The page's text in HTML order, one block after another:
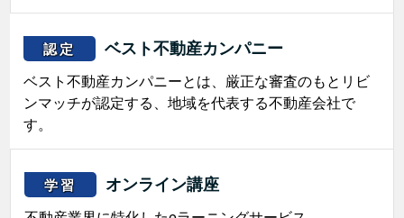
認定 ベスト不動産カンパニー
ベスト不動産カンパニーとは、厳正な審査のもとリビ
ンマッチが認定する、地域を代表する不動産会社で
す。
学習 オンライン講座